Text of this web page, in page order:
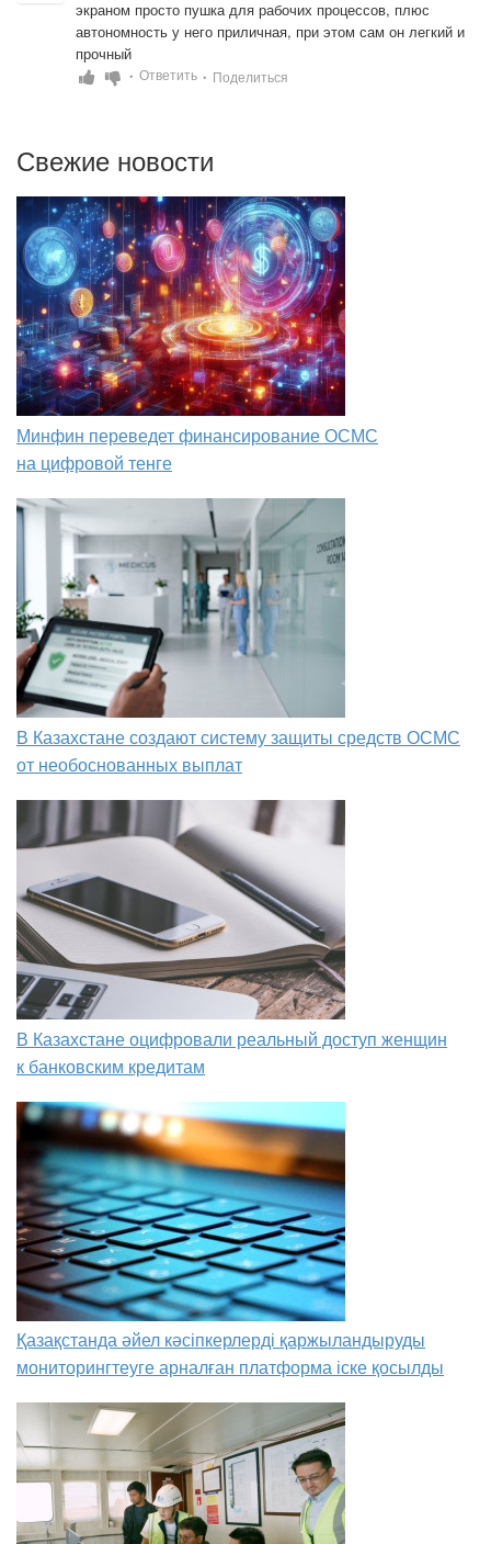
экраном просто пушка для рабочих процессов, плюс
автономность у него приличная, при этом сам он легкий и
прочный
• Ответить • Поделиться
Свежие новости
Минфин переведет финансирование ОСМС
на цифровой тенге
В Казахстане создают систему защиты средств ОСМС
от необоснованных выплат
В Казахстане оцифровали реальный доступ женщин
к банковским кредитам
Қазақстанда әйел кәсіпкерлерді қаржыландыруды
мониторингтеуге арналған платформа іске қосылды